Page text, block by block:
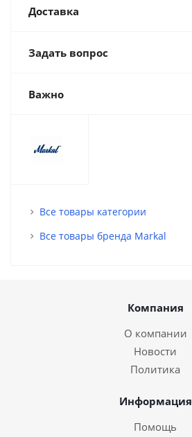
Доставка
Задать вопрос
Важно
Все товары категории
Все товары бренда Markal
Компания
О компании
Новости
Политика
Информация
Помощь